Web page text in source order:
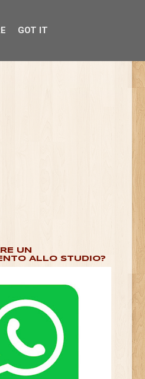
UN
ALLO STUDIO?
GOT IT